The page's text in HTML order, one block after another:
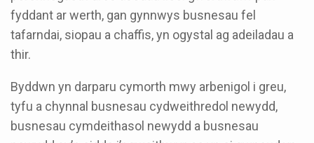
fyddant ar werth, gan gynnwys busnesau fel
tafarndai, siopau a chaffis, yn ogystal ag adeiladau a
thir.
Byddwn yn darparu cymorth mwy arbenigol i greu,
tyfu a chynnal busnesau cydweithredol newydd,
busnesau cymdeithasol newydd a busnesau